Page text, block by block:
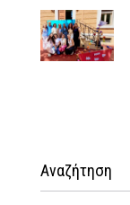
Αναζήτηση